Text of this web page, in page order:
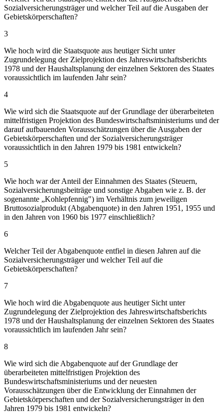
Sozialversicherungsträger und welcher Teil auf die Ausgaben der
Gebietskörperschaften?
3
Wie hoch wird die Staatsquote aus heutiger Sicht unter
Zugrundelegung der Zielprojektion des Jahreswirtschaftsberichts
1978 und der Haushaltsplanung der einzelnen Sektoren des Staates
voraussichtlich im laufenden Jahr sein?
4
Wie wird sich die Staatsquote auf der Grundlage der überarbeiteten
mittelfristigen Projektion des Bundeswirtschaftsministeriums und der
darauf aufbauenden Vorausschätzungen über die Ausgaben der
Gebietskörperschaften und der Sozialversicherungsträger
voraussichtlich in den Jahren 1979 bis 1981 entwickeln?
5
Wie hoch war der Anteil der Einnahmen des Staates (Steuern,
Sozialversicherungsbeiträge und sonstige Abgaben wie z. B. der
sogenannte „Kohlepfennig") im Verhältnis zum jeweiligen
Bruttosozialprodukt (Abgabenquote) in den Jahren 1951, 1955 und
in den Jahren von 1960 bis 1977 einschließlich?
6
Welcher Teil der Abgabenquote entfiel in diesen Jahren auf die
Sozialversicherungsträger und welcher Teil auf die
Gebietskörperschaften?
7
Wie hoch wird die Abgabenquote aus heutiger Sicht unter
Zugrundelegung der Zielprojektion des Jahreswirtschaftsberichts
1978 und der Haushaltsplanung der einzelnen Sektoren des Staates
voraussichtlich im laufenden Jahr sein?
8
Wie wird sich die Abgabenquote auf der Grundlage der
überarbeiteten mittelfristigen Projektion des
Bundeswirtschaftsministeriums und der neuesten
Vorausschätzungen über die Entwicklung der Einnahmen der
Gebietskörperschaften und der Sozialversicherungsträger in den
Jahren 1979 bis 1981 entwickeln?